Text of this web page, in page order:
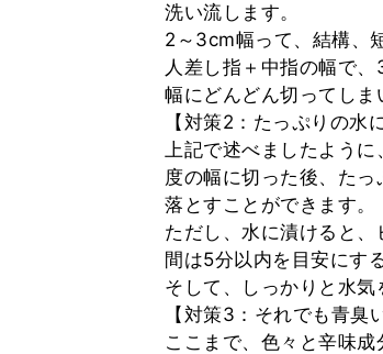
洗い流します。
2～3cm幅って、結構、
人差し指＋中指の幅で
幅にどんどん切ってしま
【対策2：たっぷりの水
上記で述べましたよう
度の幅に切った後、た
落とすことができます。
ただし、水に漬けると
間は5分以内を目安にす
そして、しっかりと水気
【対策3：それでも青臭
ここまで、色々と辛味